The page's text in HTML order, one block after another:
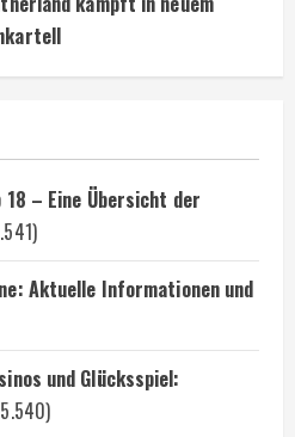
– Eine Übersicht der
Aktuelle Informationen und
und Glücksspiel: